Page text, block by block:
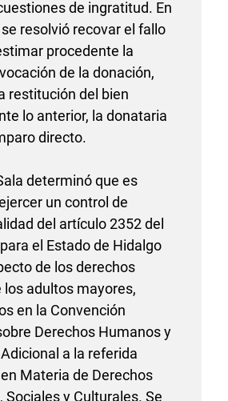
de ingratitud. En
se resolvió recovar el fallo
procedente la
de la donación,
restitución del bien
lo anterior, la donataria
directo.
determinó que es
un control de
del artículo 2352 del
el Estado de Hidalgo
de los derechos
los adultos mayores,
en la Convención
Derechos Humanos y
a la referida
Materia de Derechos
Sociales y Culturales. Se